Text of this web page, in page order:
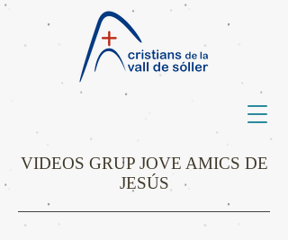
VIDEOS GRUP JOVE AMICS DE
JESÚS